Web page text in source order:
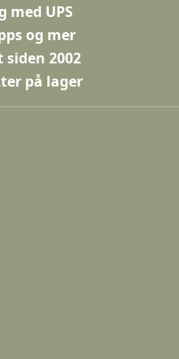
med UPS
og mer
siden 2002
på lager